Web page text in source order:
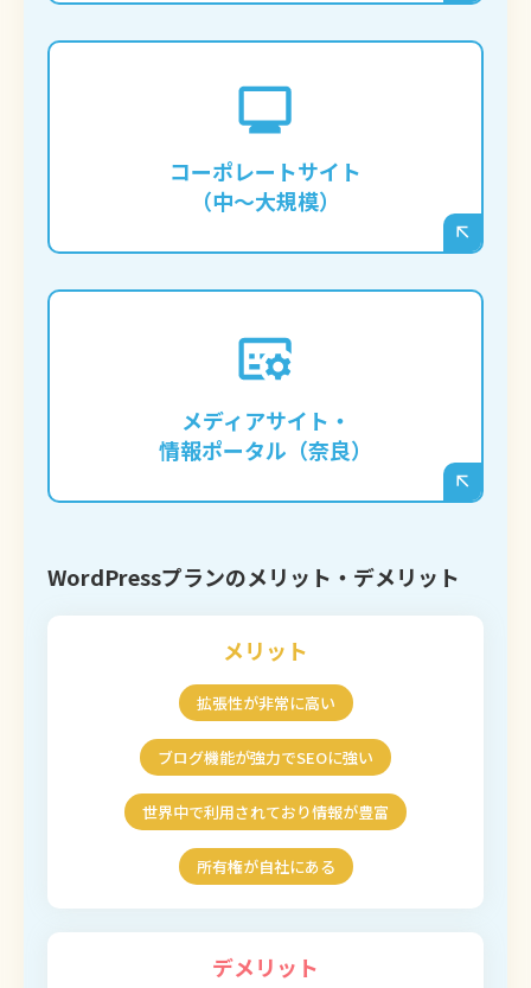
コーポレートサイト
（中〜大規模）
IR情報、採用情報、複数の事業紹介など、多
くの情報を整理して発信する必要がある企業
新担当者を分けるなど、柔軟な権限管理も可
メディアサイト・
情報ポータル（奈良）
奈良の地域情報サイトや、特定のジャンルに
特化したメディアを立ち上げ、多くの記事を
継続的に発信していくような事業の基盤とな
WordPressプランのメリット・デメリット
メリット
拡張性が非常に高い
ブログ機能が強力でSEOに強い
世界中で利用されており情報が豊富
所有権が自社にある
デメリット